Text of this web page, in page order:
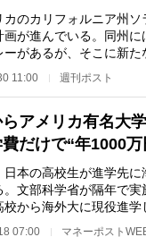
のカリフォルニア州ソ
画が進んでいる。同州
ーがあるが、そこに新た
に何がある…
11:00 週刊ポスト
らアメリカ有名大
だけで“年1000
本の高校生が進学先に
。文部科学省が隔年で実
校から海外大に現役進
07:00 マネーポスト